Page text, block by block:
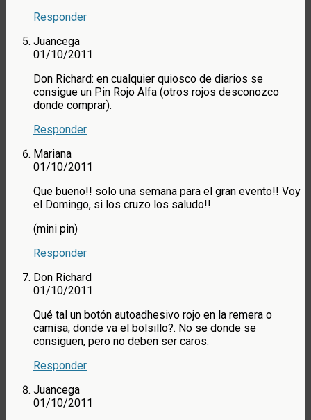
Responder
Juancega
01/10/2011
Don Richard: en cualquier quiosco de diarios se
consigue un Pin Rojo Alfa (otros rojos desconozco
donde comprar).
Responder
Mariana
01/10/2011
Que bueno!! solo una semana para el gran evento!! Voy
el Domingo, si los cruzo los saludo!!
(mini pin)
Responder
Don Richard
01/10/2011
Qué tal un botón autoadhesivo rojo en la remera o
camisa, donde va el bolsillo?. No se donde se
consiguen, pero no deben ser caros.
Responder
Juancega
01/10/2011